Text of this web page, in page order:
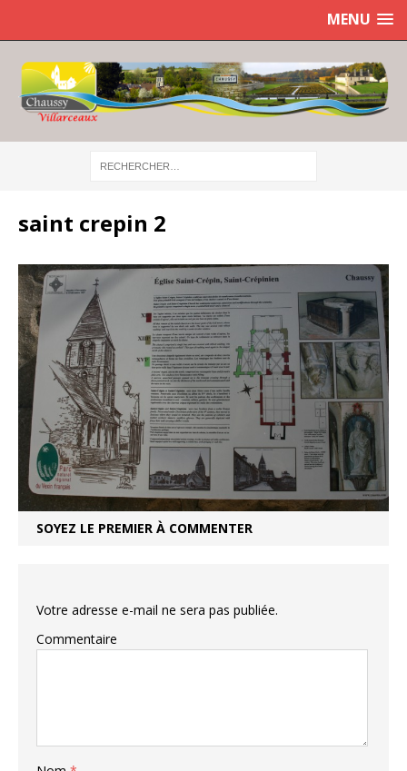
MENU
saint crepin 2
SOYEZ LE PREMIER À COMMENTER
Votre adresse e-mail ne sera pas publiée.
Commentaire